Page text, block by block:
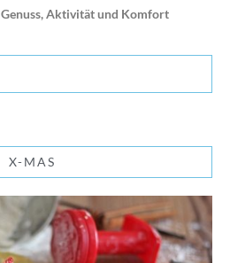
Genuss, Aktivität und Komfort
X-MAS